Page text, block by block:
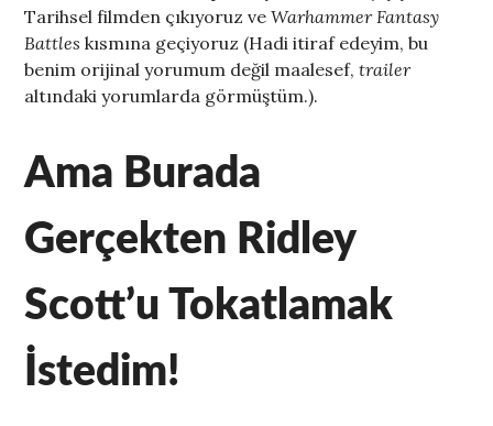
Tarihsel filmden çıkıyoruz veWarhammer Fantasy
Battles kısmına geçiyoruz (Hadi itiraf edeyim, bu
benim orijinal yorumum değil maalesef,trailer
altındaki yorumlarda görmüştüm.).
Ama Burada
Gerçekten Ridley
Scott’u Tokatlamak
İstedim!